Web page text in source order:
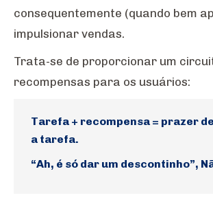
consequentemente (quando bem
impulsionar vendas.
Trata-se de proporcionar um
recompensas para os usuários:
Tarefa + recompensa = prazer
a tarefa.
“Ah, é só dar um descontinho”,